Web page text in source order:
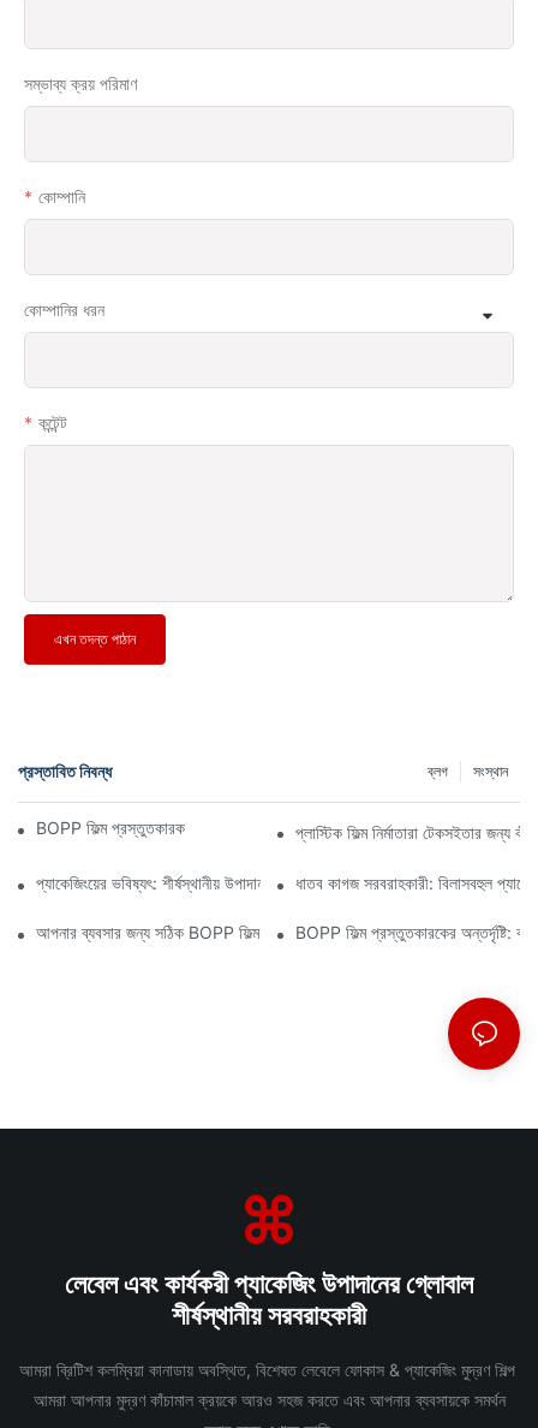
সম্ভাব্য ক্রয় পরিমাণ
কোম্পানি
কোম্পানির ধরন
কন্টেন্ট
এখন তদন্ত পাঠান
প্রস্তাবিত নিবন্ধ সংস্থান
ব্লগ
BOPP ফিল্ম প্রস্তুতকারক: নমনীয় প্যাকেজিংয়ের মেরুদণ্ডপ্লাস্টিক ফিল্ম নির্মাতারা টেকসইতার জন্য
প্যাকেজিংয়ের ভবিষ্যৎ: শীর্ষস্থানীয় উপাদান প্রস্তুতকারকদের কাছ থেকে অন্তর্দৃষ্টি
ধাতব কাগজ সরবরাহকারী: বিলাসবহুল
আপনার ব্যবসার জন্য সঠিক BOPP ফিল্ম সরবরাহকারী নির্বাচন করা কেন গুরুত্বপূর্ণ
BOPP ফিল্ম প্রস্তুতকারকের অন্তর্দৃষ্টি:
লেবেল এবং কার্যকরী প্যাকেজিং উপাদানের গ্লোবাল
শীর্ষস্থানীয় সরবরাহকারী
আমরা ব্রিটিশ কলম্বিয়া কানাডায় অবস্থিত, বিশেষত লেবেলে ফোকাস & প্যাকেজিং মুদ্রণ শিল্প
আমরা আপনার মুদ্রণ কাঁচামাল ক্রয়কে আরও সহজ করতে এবং আপনার ব্যবসায়কে সমর্থন